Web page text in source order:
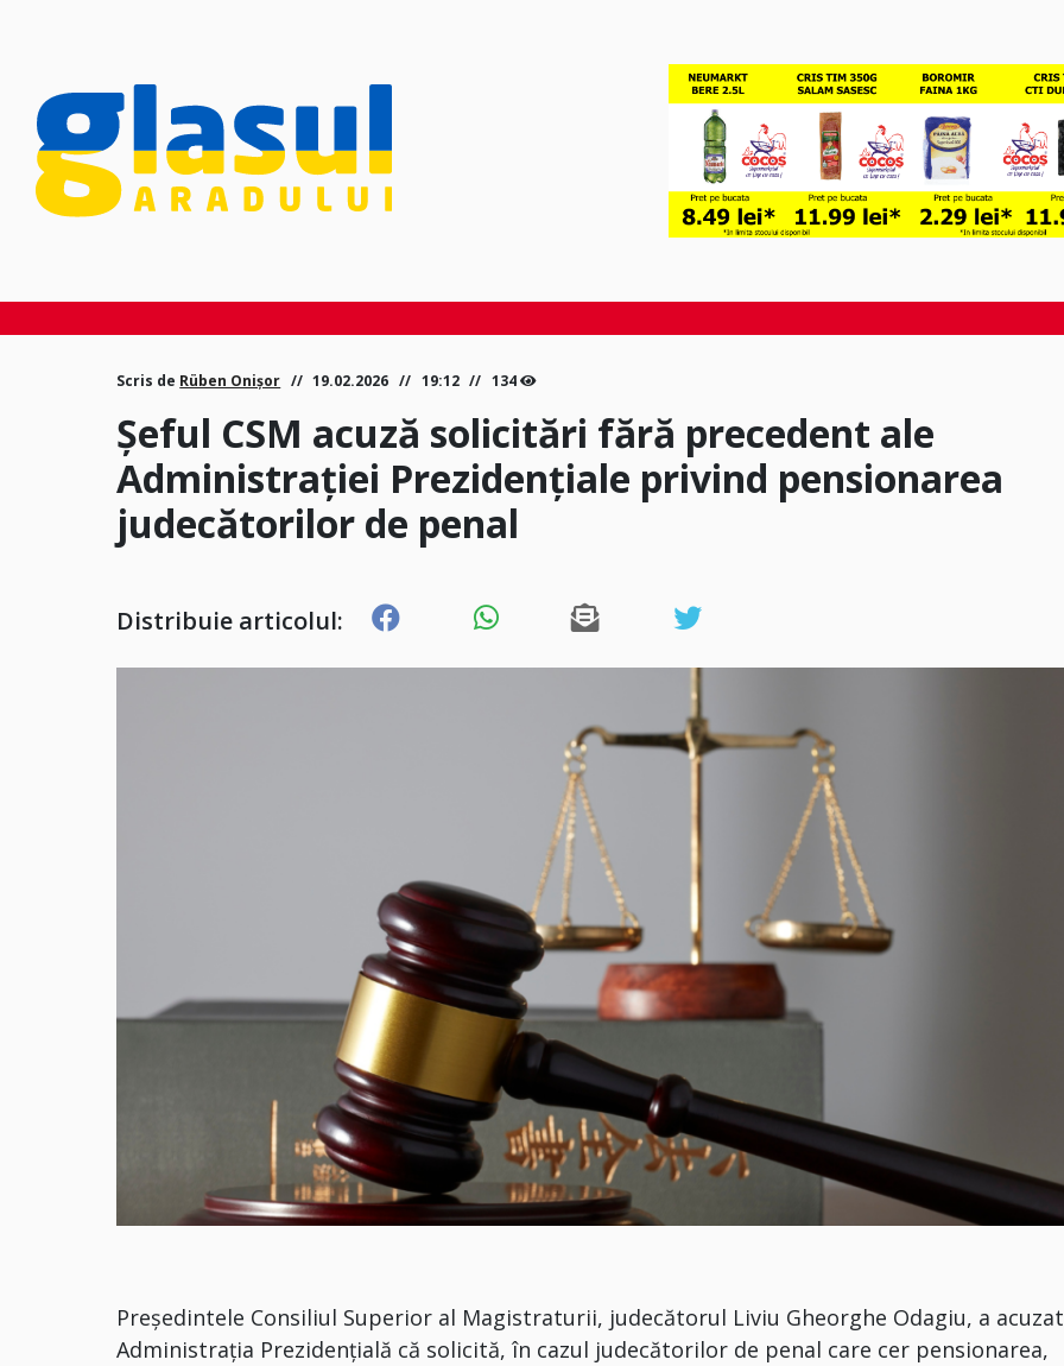
Scris de Rüben Onișor 19.02.2026 19:12 134
Șeful CSM acuză solicitări fără precedent ale
Administrației Prezidențiale privind pensionarea
judecătorilor de penal
Distribuie articolul:
Președintele Consiliul Superior al Magistraturii, judecătorul Liviu Gheorghe Odagiu, a acuzat
Administrația Prezidențială că solicită, în cazul judecătorilor de penal care cer pensionarea,